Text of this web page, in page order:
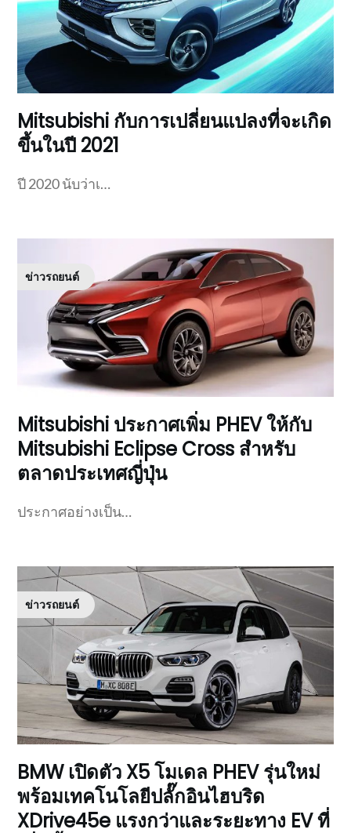
Mitsubishi กับการเปลี่ยนแปลงที่จะเกิด
ขึ้นในปี 2021
ปี 2020 นับว่าเ…
ข่าวรถยนต์
Mitsubishi ประกาศเพิ่ม PHEV ให้กับ
Mitsubishi Eclipse Cross สำหรับ
ตลาดประเทศญี่ปุ่น
ประกาศอย่างเป็น…
ข่าวรถยนต์
BMW เปิดตัว X5 โมเดล PHEV รุ่นใหม่
พร้อมเทคโนโลยีปลั๊กอินไฮบริด
XDrive45e แรงกว่าและระยะทาง EV ที่